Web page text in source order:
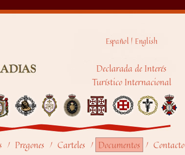
Español| English
Declarada de Interés
Turístico Internacional
/ Pregones / Carteles / Documentos / Contacto